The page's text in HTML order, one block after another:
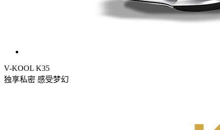
V-KOOL K35
独享私密 感受梦幻